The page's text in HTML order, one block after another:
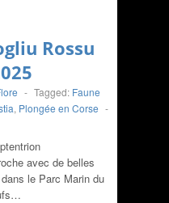
Rossu
- Tagged: Faune
, Plongée en Corse -
avec de belles
le Parc Marin du